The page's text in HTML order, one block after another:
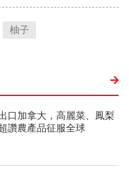
柚子
口加拿大，高麗菜、鳳梨
讚農產品征服全球